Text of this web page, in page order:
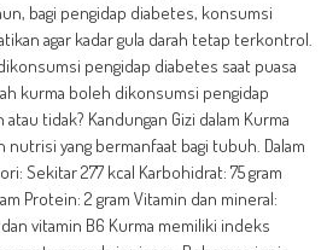
bagi pengidap diabetes, konsumsi
agar kadar gula darah tetap terkontrol.
pengidap diabetes saat puasa
kurma boleh dikonsumsi pengidap
tidak? Kandungan Gizi dalam Kurma
nutrisi yang bermanfaat bagi tubuh. Dalam
Sekitar 277 kcal Karbohidrat: 75 gram
Protein: 2 gram Vitamin dan mineral:
vitamin B6 Kurma memiliki indeks